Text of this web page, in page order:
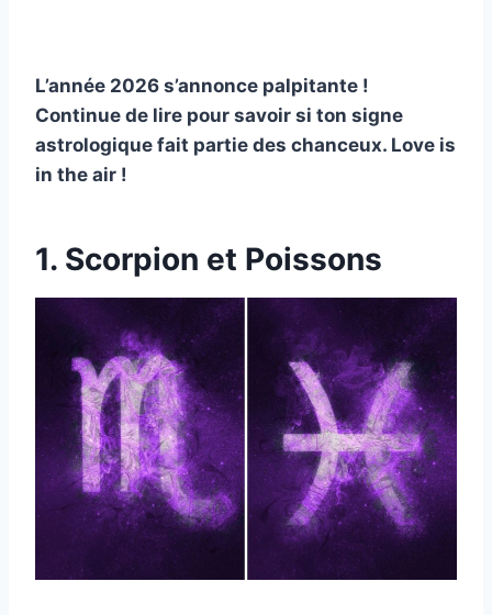
L’année 2026 s’annonce palpitante !
Continue de lire pour savoir si ton signe
astrologique fait partie des chanceux. Love is
in the air !
1. Scorpion et Poissons